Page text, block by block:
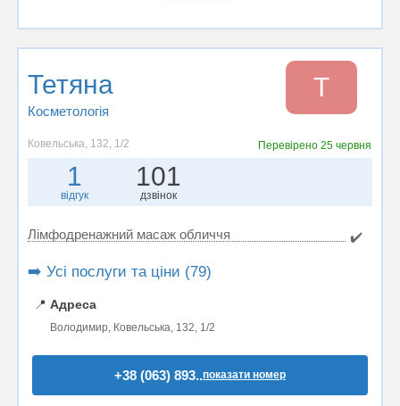
Тетяна
Косметологія
Т
Ковельська, 132, 1/2 Перевірено25 червня
1
відгук
101
дзвінок
Лімфодренажний масаж обличчя ✔️
➡️ Усі послуги та ціни (79)
📍 Адреса
Володимир, Ковельська, 132, 1/2
+38 (063) 893..показати номер